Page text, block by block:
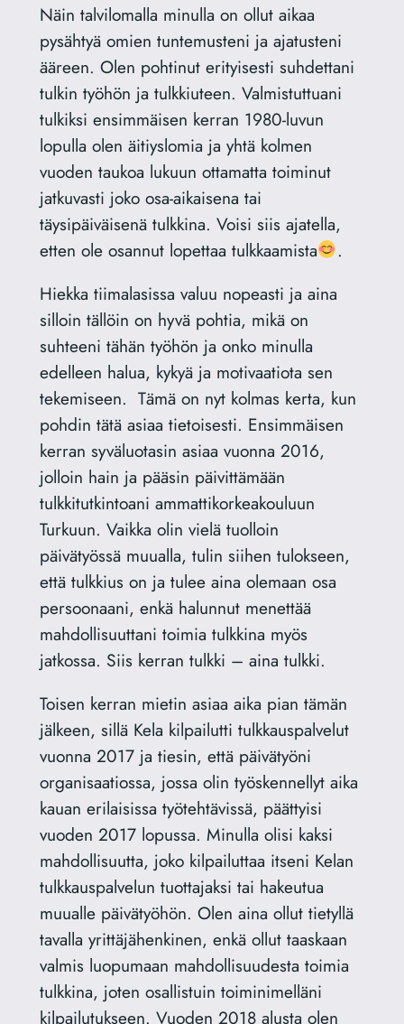
Näin talvilomalla minulla on ollut aikaa
pysähtyä omien tuntemusteni ja ajatusteni
ääreen. Olen pohtinut erityisesti suhdettani
tulkin työhön ja tulkkiuteen. Valmistuttuani
tulkiksi ensimmäisen kerran 1980-luvun
lopulla olen äitiyslomia ja yhtä kolmen
vuoden taukoa lukuun ottamatta toiminut
jatkuvasti joko osa-aikaisena tai
täysipäiväisenä tulkkina. Voisi siis ajatella,
etten ole osannut lopettaa tulkkaamista
.
Hiekka tiimalasissa valuu nopeasti ja aina
silloin tällöin on hyvä pohtia, mikä on
suhteeni tähän työhön ja onko minulla
edelleen halua, kykyä ja motivaatiota sen
tekemiseen. Tämä on nyt kolmas kerta, kun
pohdin tätä asiaa tietoisesti. Ensimmäisen
kerran syväluotasin asiaa vuonna 2016,
jolloin hain ja pääsin päivittämään
tulkkitutkintoani ammattikorkeakouluun
Turkuun. Vaikka olin vielä tuolloin
päivätyössä muualla, tulin siihen tulokseen,
että tulkkius on ja tulee aina olemaan osa
persoonaani, enkä halunnut menettää
mahdollisuuttani toimia tulkkina myös
jatkossa. Siis kerran tulkki – aina tulkki.
Toisen kerran mietin asiaa aika pian tämän
jälkeen, sillä Kela kilpailutti tulkkauspalvelut
vuonna 2017 ja tiesin, että päivätyöni
organisaatiossa, jossa olin työskennellyt aika
kauan erilaisissa työtehtävissä, päättyisi
vuoden 2017 lopussa. Minulla olisi kaksi
mahdollisuutta, joko kilpailuttaa itseni Kelan
tulkkauspalvelun tuottajaksi tai hakeutua
muualle päivätyöhön. Olen aina ollut tietyllä
tavalla yrittäjähenkinen, enkä ollut taaskaan
valmis luopumaan mahdollisuudesta toimia
tulkkina, joten osallistuin toiminimelläni
kilpailutukseen. Vuoden 2018 alusta olen